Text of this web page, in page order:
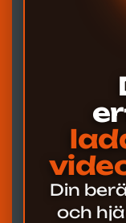
Din
och